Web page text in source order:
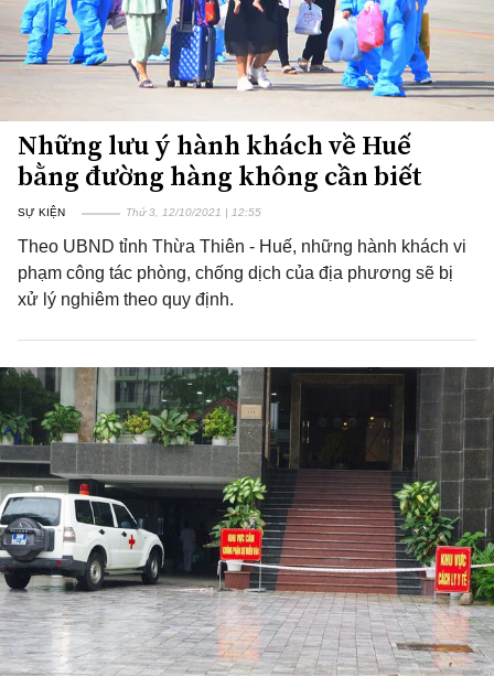
Những lưu ý hành khách về Huế
bằng đường hàng không cần biết
SỰ KIỆN Thứ 3, 12/10/2021 | 12:55
Theo UBND tỉnh Thừa Thiên - Huế, những hành khách vi
phạm công tác phòng, chống dịch của địa phương sẽ bị
xử lý nghiêm theo quy định.